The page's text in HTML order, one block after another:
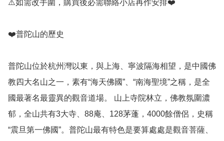
⚠️如需改手圍，購買後必需聯絡小店再作安排❤️
❤️普陀山的歷史
普陀山位於杭州灣以東，與上海、寧波隔海相望，是中國佛
教四大名山之一，素有“海天佛國”、“南海聖境”之稱，是全
國最著名最靈異的觀音道場。 山上寺院林立，佛教氛圍濃
郁，全山共有3大寺、88庵、128茅蓬，4000餘僧侶，史稱
“震旦第一佛國”。普陀山最有特色是要算處處是觀音菩薩、